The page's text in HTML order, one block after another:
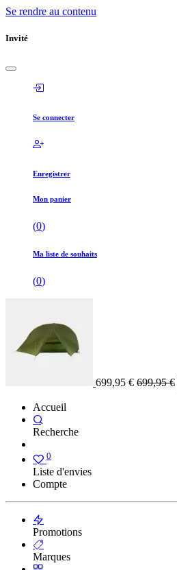
Se rendre au contenu
Invité
Se connecter
Enregistrer
Mon panier
(0)
Ma liste de souhaits
(0)
699,95 € 699,95€
Accueil
Recherche
0
Liste d'envies
Compte
Promotions
Marques